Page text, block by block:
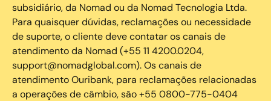
subsidiário, da Nomad ou da Nomad Tecnologia Ltda.
Para quaisquer dúvidas, reclamações ou necessidade
de suporte, o cliente deve contatar os canais de
atendimento da Nomad (+55 11 4200.0204,
support@nomadglobal.com). Os canais de
atendimento Ouribank, para reclamações relacionadas
a operações de câmbio, são +55 0800-775-0404